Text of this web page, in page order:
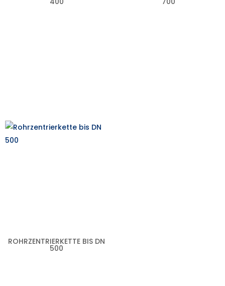
ROHRZENTRIERKETTE BIS DN
500